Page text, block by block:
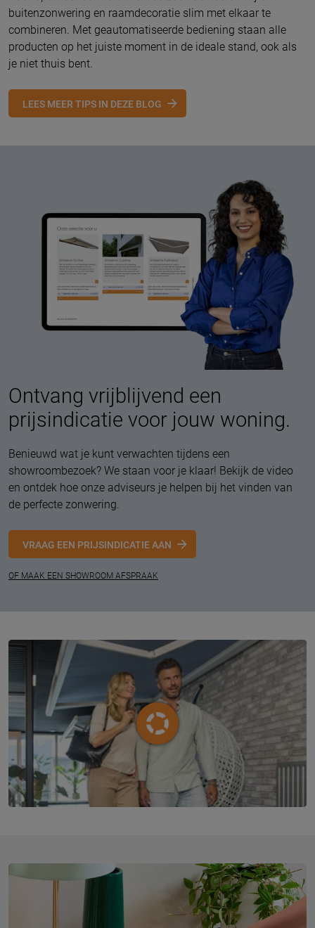
buitenzonwering en raamdecoratie slim met elkaar te
combineren. Met geautomatiseerde bediening staan alle
producten op het juiste moment in de ideale stand, ook als
je niet thuis bent.
LEES MEER TIPS IN DEZE BLOG
Ontvang vrijblijvend een
prijsindicatie voor jouw woning.
Benieuwd wat je kunt verwachten tijdens een
showroombezoek? We staan voor je klaar! Bekijk de video
en ontdek hoe onze adviseurs je helpen bij het vinden van
de perfecte zonwering.
VRAAG EEN PRIJSINDICATIE AAN
OF MAAK EEN SHOWROOM AFSPRAAK